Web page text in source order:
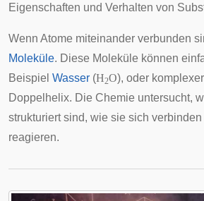
Eigenschaften und Verhalten von
Wenn Atome miteinander verbunden
Moleküle. Diese Moleküle können
Beispiel Wasser (H2O), oder
Doppelhelix. Die Chemie untersucht,
strukturiert sind, wie sie sich
reagieren.